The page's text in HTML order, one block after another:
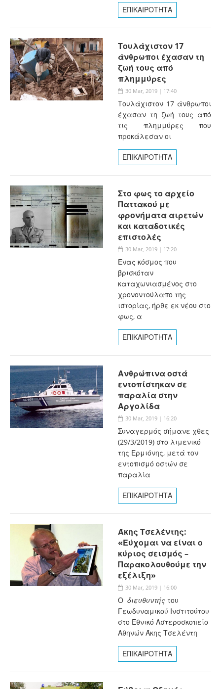
ΕΠΙΚΑΙΡΟΤΗΤΑ
Τουλάχιστον 17
άνθρωποι έχασαν τη
ζωή τους από
πλημμύρες
30 Mar, 2019 | 17:40
Τουλάχιστον 17 άνθρωποι
έχασαν τη ζωή τους από
τις πλημμύρες που
προκάλεσαν οι
ΕΠΙΚΑΙΡΟΤΗΤΑ
Στο φως το αρχείο
Παττακού με
φρονήματα αιρετών
και καταδοτικές
επιστολές
30 Mar, 2019 | 17:20
Ένας κόσμος που
βρισκόταν
καταχωνιασμένος στο
χρονοντούλαπο της
ιστορίας, ήρθε εκ νέου στο
φως, α
ΕΠΙΚΑΙΡΟΤΗΤΑ
Ανθρώπινα οστά
εντοπίστηκαν σε
παραλία στην
Αργολίδα
30 Mar, 2019 | 16:20
Συναγερμός σήμανε χθες
(29/3/2019) στο λιμενικό
της Ερμιόνης, μετά τον
εντοπισμό οστών σε
παραλία
ΕΠΙΚΑΙΡΟΤΗΤΑ
Άκης Τσελέντης:
«Εύχομαι να είναι ο
κύριος σεισμός –
Παρακολουθούμε την
εξέλιξη»
30 Mar, 2019 | 16:00
Ο διευθυντής του
Γεωδυναμικού Ινστιτούτου
στο Εθνικό Αστεροσκοπείο
Αθηνών Άκης Τσελέντη
ΕΠΙΚΑΙΡΟΤΗΤΑ